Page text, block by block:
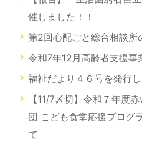
催しました！！
第2回心配ごと総合相談所
令和7年12月高齢者支援事
福祉だより４６号を発行
【11/7〆切】令和７年度
団 こども食堂応援プログ
て